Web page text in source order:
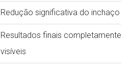
Redução significativa do inchaço
Resultados finais completamente
visíveis